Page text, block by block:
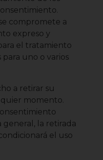
compromete a
expreso y
el tratamiento
para uno o varios
a retirar su
momento.
general, la retirada
el uso